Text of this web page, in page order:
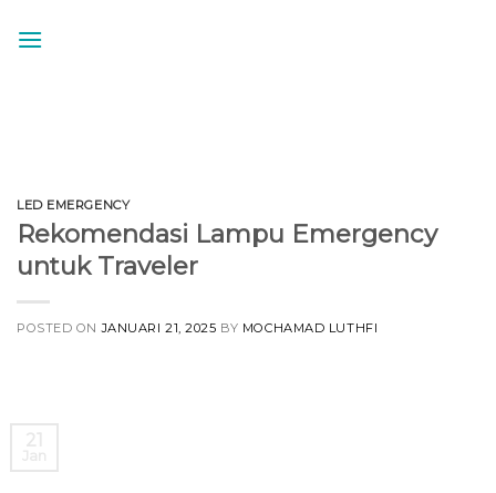
LED EMERGENCY
Rekomendasi Lampu Emergency
untuk Traveler
POSTED ONJANUARI 21, 2025 BY MOCHAMAD LUTHFI